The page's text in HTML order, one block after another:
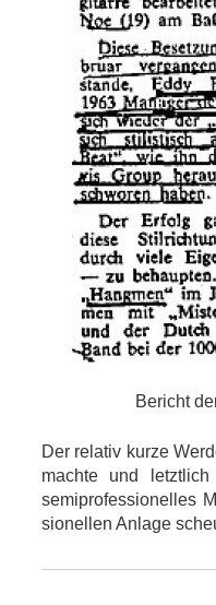
Bericht
Der relativ kurze
machte und
semiprofessionelles
sionellen Anlage